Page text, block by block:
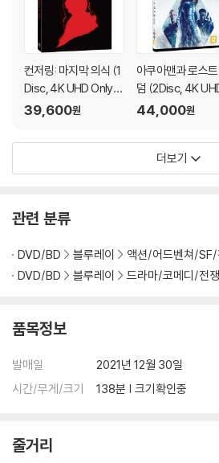
루노’(닉 조나스)의 모습은 기적의 승리를 이
으로 진한 감동을 불러일으킨다.리더 ‘베스트
진 폭격기 조종사들은 비장한 표정으로 비행
압도적인 고공 전투 액션에 대한 기대감 또
케일의 액션과 태평양의 판도를 바꾼 영웅들
012][투모로우]의 스케일을 뛰어넘는 새롭게
을 기적 같은 전투의 한복판으로 이끌 것이다.
기적의 전투를 이끈 실존 인물과 200% 싱크
에드 스크레인 - 패트릭 윌슨 - 루크 에반스 -
펼쳐온 연기파 배우들이 대거 출연해 환상적
먼저, 미드웨이 해전 성공의 일등공신 항공모
전 세계적으로 눈도장을 찍은 그는 마블 영화
을 얻으며 연기를 인정받았다. 최근 [알리타:
와 같은 블록버스터 작품으로 국내에 인지도
컨저링: 마지막 의식 (1
Disc, 4K UHD Only
초도한정 슬립케이스)
39,600원
아쿠아맨과 로스트
덤 (2Disc, 4K
BD 일반판) : 블루
44,000원
더보기
관련 분류
DVD/BD 블루레이
액션/어드벤쳐/SF/
DVD/BD
블루레이 드라마/코메디/전
품목정보
발매일
2021년 12월 30일
시간/무게/크기
138분 | 크기확인중
줄거리